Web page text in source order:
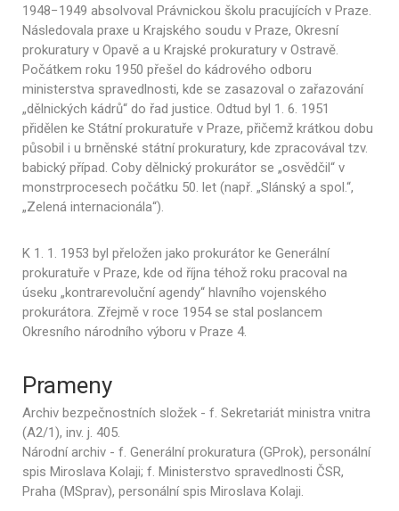
1948−1949 absolvoval Právnickou školu pracujících v Praze.
Následovala praxe u Krajského soudu v Praze, Okresní
prokuratury v Opavě a u Krajské prokuratury v Ostravě.
Počátkem roku 1950 přešel do kádrového odboru
ministerstva spravedlnosti, kde se zasazoval o zařazování
„dělnických kádrů“ do řad justice. Odtud byl 1. 6. 1951
přidělen ke Státní prokuratuře v Praze, přičemž krátkou dobu
působil i u brněnské státní prokuratury, kde zpracovával tzv.
babický případ. Coby dělnický prokurátor se „osvědčil“ v
monstrprocesech počátku 50. let (např. „Slánský a spol.“,
„Zelená internacionála“).
K 1. 1. 1953 byl přeložen jako prokurátor ke Generální
prokuratuře v Praze, kde od října téhož roku pracoval na
úseku „kontrarevoluční agendy“ hlavního vojenského
prokurátora. Zřejmě v roce 1954 se stal poslancem
Okresního národního výboru v Praze 4.
Prameny
Archiv bezpečnostních složek - f. Sekretariát ministra vnitra
(A2/1), inv. j. 405.
Národní archiv - f. Generální prokuratura (GProk), personální
spis Miroslava Kolaji; f. Ministerstvo spravedlnosti ČSR,
Praha (MSprav), personální spis Miroslava Kolaji.